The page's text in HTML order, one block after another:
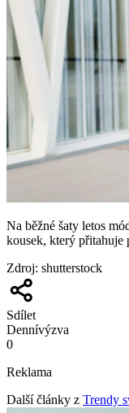
Na běžné šaty letos
kousek, který přitahuje
Zdroj: shutterstock
Sdílet
Dennívýzva
0
Reklama
Další články z Trendy